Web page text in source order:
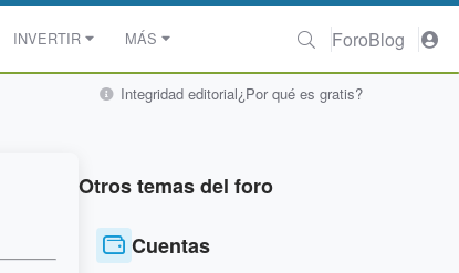
INVERTIR MÁS ForoBlog
Integridad editorial¿Por qué es gratis?
Otros temas del foro
Cuentas